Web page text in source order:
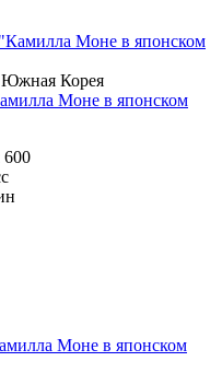
Корея
Моне в японском